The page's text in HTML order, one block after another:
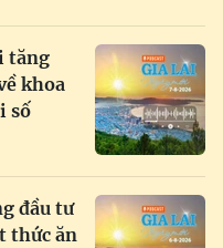
tăng
khoa
số
đầu tư
thức ăn